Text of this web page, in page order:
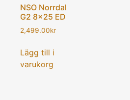
NSO Norrdal
G2 8×25 ED
2,499.00kr
Lägg till i
varukorg